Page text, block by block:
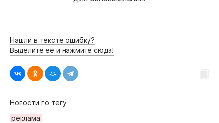
Нашли в тексте ошибку?
Выделите её и нажмите сюда!
Новости по тегу
реклама